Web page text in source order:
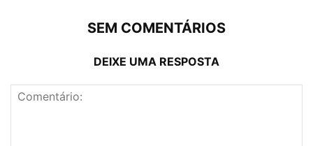
SEM COMENTÁRIOS
DEIXE UMA RESPOSTA